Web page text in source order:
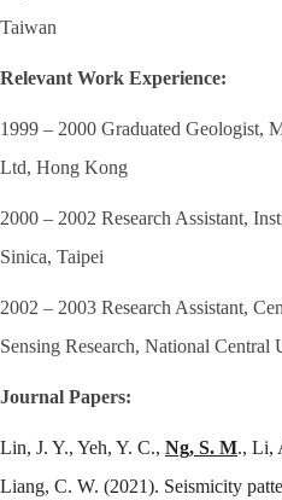
Taiwan
Relevant Work Experience:
1999 – 2000 Graduated Geologist,
Ltd, Hong Kong
2000 – 2002 Research Assistant,
Sinica, Taipei
2002 – 2003 Research Assistant,
Sensing Research, National Central
Journal Papers:
Lin, J. Y., Yeh, Y. C., Ng, S. M., Li,
Liang, C. W. (2021). Seismicity